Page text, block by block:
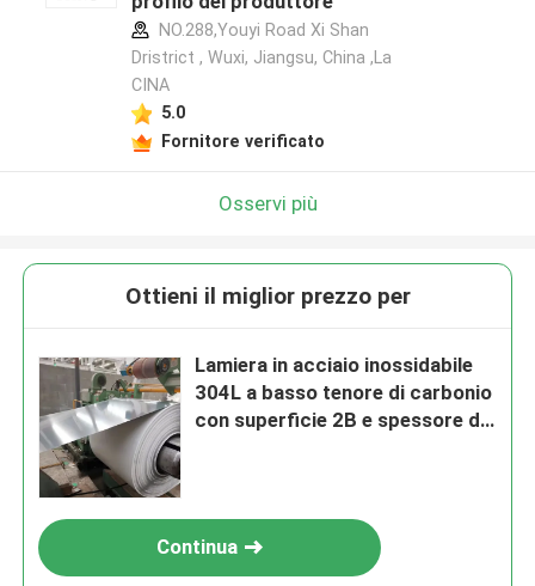
NO.288,Youyi Road Xi Shan
Dristrict , Wuxi, Jiangsu, China ,La
CINA
5.0
Fornitore verificato
Osservi più
Ottieni il miglior prezzo per
Lamiera in acciaio inossidabile
304L a basso tenore di carbonio
con superficie 2B e spessore da
Continua